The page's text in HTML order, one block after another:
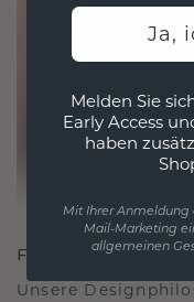
FÜR
Unsere
Ja,
Melden Sie
Early Access
haben
Mit Ihrer Anmeldung
Mail-Marketing
allgemeinen